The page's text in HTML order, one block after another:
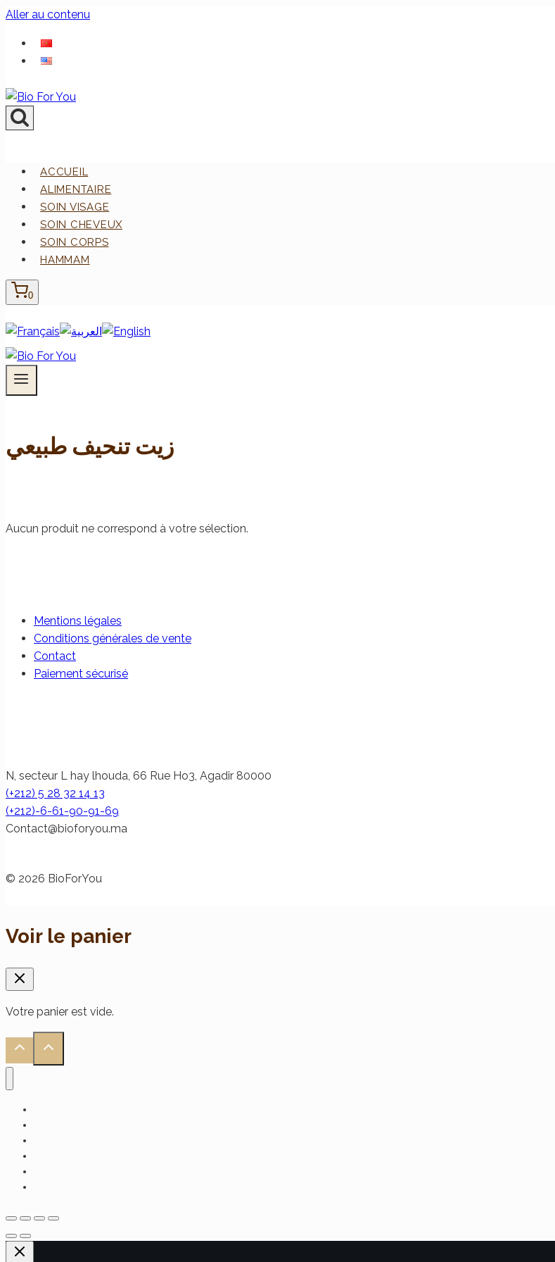
Aller au contenu
ACCUEIL
ALIMENTAIRE
SOIN VISAGE
SOIN CHEVEUX
SOIN CORPS
HAMMAM
0
زيت تنحيف طبيعي
Aucun produit ne correspond à votre sélection.
Mentions légales
Conditions générales de vente
Contact
Paiement sécurisé
N, secteur L hay lhouda, 66 Rue Ho3, Agadir 80000
(+212) 5 28 32 14 13
(+212)-6-61-90-91-69
am.uoyrofoib
@tcatnoC
© 2026 BioForYou
Voir le panier
Votre panier est vide.